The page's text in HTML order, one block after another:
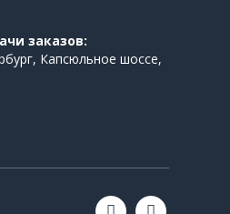
заказов:
Капсюльное шоссе,